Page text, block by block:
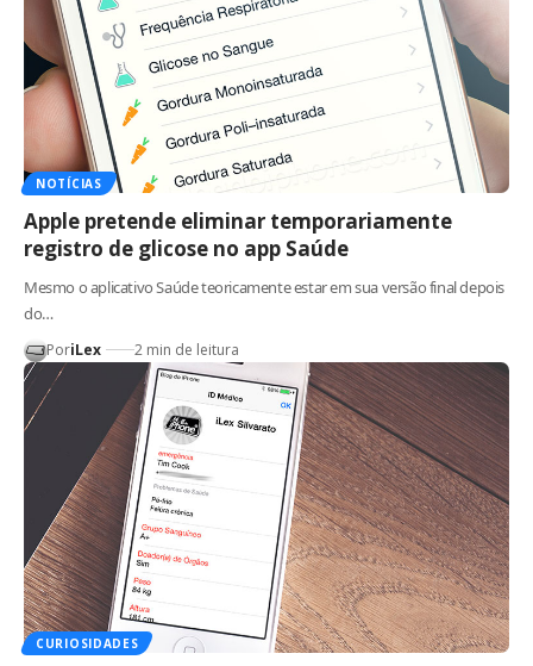
NOTÍCIAS
Apple pretende eliminar temporariamente
registro de glicose no app Saúde
Mesmo o aplicativo Saúde teoricamente estar em sua versão final depois
do…
PoriLex 2 min de leitura
CURIOSIDADES